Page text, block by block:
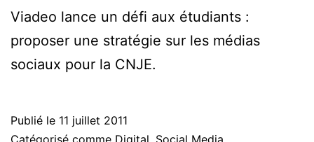
Viadeo lance un défi aux étudiants :
proposer une stratégie sur les médias
sociaux pour la CNJE.
Publié le 11 juillet 2011
Catégorisé comme Digital, Social Media